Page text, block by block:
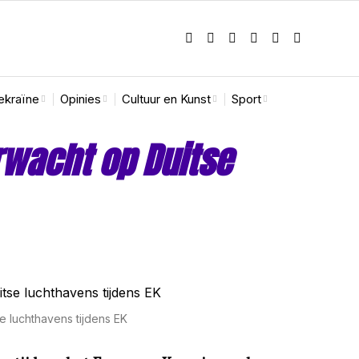
Opinies Cultuur en Kunst Sport
op Duitse
luchthavens tijdens EK